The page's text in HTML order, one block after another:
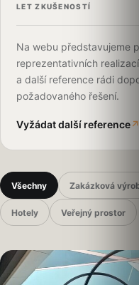
LET ZKUŠENOSTÍ
Na webu představujeme
reprezentativních
a další reference rádi
požadovaného řešení.
Vyžádat další reference↗
Všechny Zakázková
Hotely Veřejný prostor